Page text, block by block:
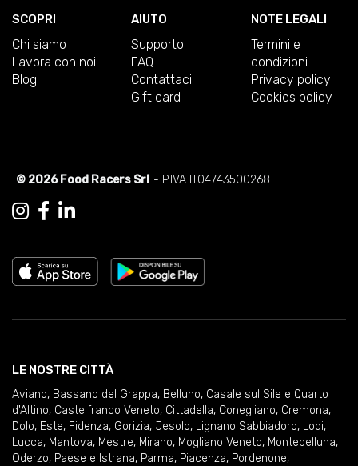
SCOPRI
Chi siamo
Lavora con noi
Blog
AIUTO
Supporto
FAQ
Contattaci
Gift card
NOTE LEGALI
Termini e
condizioni
Privacy policy
Cookies policy
© 2026 Food Racers Srl - P.IVA IT04743500268
LE NOSTRE CITTÀ
Aviano, Bassano del Grappa, Belluno, Casale sul Sile e Quarto
d'Altino, Castelfranco Veneto, Cittadella, Conegliano, Cremona,
Dolo, Este, Fidenza, Gorizia, Jesolo, Lignano Sabbiadoro, Lodi,
Lucca, Mantova, Mestre, Mirano, Mogliano Veneto, Montebelluna,
Oderzo, Paese e Istrana, Parma, Piacenza, Pordenone,